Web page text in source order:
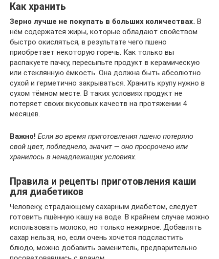
Как хранить
Зерно лучше не покупать в больших количествах. В
нём содержатся жиры, которые обладают свойством
быстро окисляться, в результате чего пшено
приобретает некоторую горечь. Как только вы
распакуете пачку, пересыпьте продукт в керамическую
или стеклянную ёмкость. Она должна быть абсолютно
сухой и герметично закрываться. Хранить крупу нужно в
сухом тёмном месте. В таких условиях продукт не
потеряет своих вкусовых качеств на протяжении 4
месяцев.
Важно! Если во время приготовления пшено потеряло
свой цвет, побледнело, значит — оно просрочено или
хранилось в ненадлежащих условиях.
Правила и рецепты приготовления каши
для диабетиков
Человеку, страдающему сахарным диабетом, следует
готовить пшённую кашу на воде. В крайнем случае можно
использовать молоко, но только нежирное. Добавлять
сахар нельзя, но, если очень хочется подсластить
блюдо, можно добавить заменитель, предварительно